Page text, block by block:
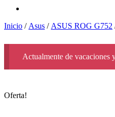
Inicio / Asus / ASUS ROG G752
Actualmente de vacaciones
Oferta!